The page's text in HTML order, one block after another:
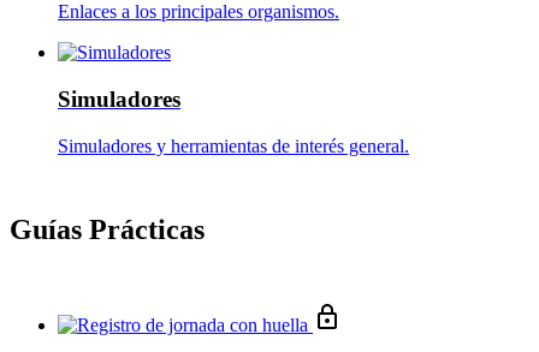
Enlaces a los principales organismos.
Simuladores
Simuladores y herramientas de interés general.
Guías Prácticas